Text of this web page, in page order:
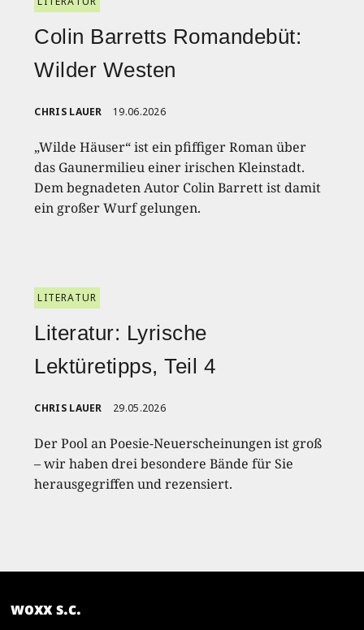
Colin Barretts Romandebüt:
Wilder Westen
CHRIS LAUER 19.06.2026
„Wilde Häuser“ ist ein pfiffiger Roman über
das Gaunermilieu einer irischen Kleinstadt.
Dem begnadeten Autor Colin Barrett ist damit
ein großer Wurf gelungen.
LITERATUR
Literatur: Lyrische
Lektüretipps, Teil 4
CHRIS LAUER 29.05.2026
Der Pool an Poesie-Neuerscheinungen ist groß
– wir haben drei besondere Bände für Sie
herausgegriffen und rezensiert.
woxx s.c.